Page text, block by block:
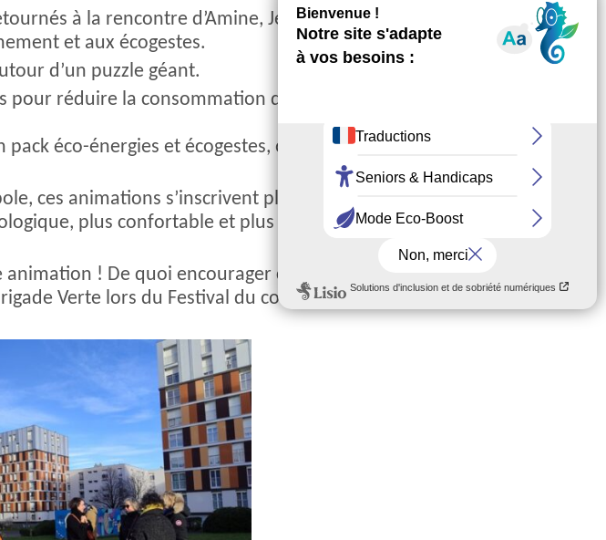
à la rencontre d’Amine, Jérémy et Marie, volontaires en
et aux écogestes.
d’un puzzle géant.
réduire la consommation d’énergie et améliorer le confort
éco-énergies et écogestes, offert par EDF et Clermont
ces animations s’inscrivent pleinement dans notre
plus confortable et plus économique. Parce que chaque
! De quoi encourager ces jeunes engagés, également
Verte lors du Festival du court métrage… Bravo à eux pour